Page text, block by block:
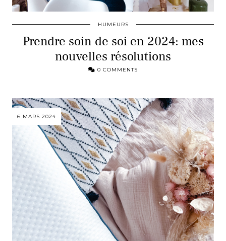
HUMEURS
Prendre soin de soi en 2024: mes
nouvelles résolutions
0 COMMENTS
6 MARS 2024